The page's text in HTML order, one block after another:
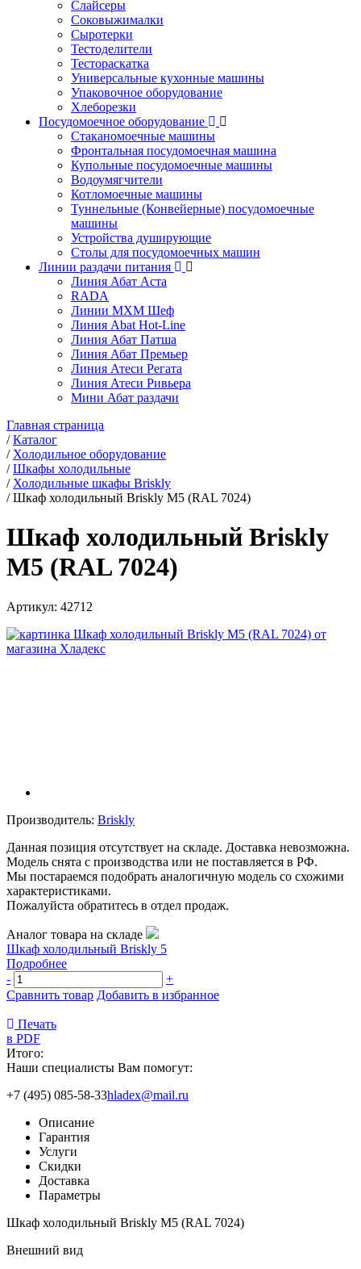
Слайсеры
Соковыжималки
Сыротерки
Тестоделители
Тестораскатка
Универсальные кухонные машины
Упаковочное оборудование
Хлеборезки
Посудомоечное оборудование
Стаканомоечные машины
Фронтальная посудомоечная машина
Купольные посудомоечные машины
Водоумягчители
Котломоечные машины
Туннельные (Конвейерные) посудомоечные
машины
Устройства душирующие
Столы для посудомоечных машин
Линии раздачи питания
Линия Абат Аста
RADA
Линии МХМ Шеф
Линия Abat Hot-Line
Линия Абат Патша
Линия Абат Премьер
Линия Атеси Регата
Линия Атеси Ривьера
Мини Абат раздачи
Главная страница
/Каталог
/ Холодильное оборудование
/Шкафы холодильные
/ Холодильные шкафы Briskly
/Шкаф холодильный Briskly M5 (RAL 7024)
Шкаф холодильный Briskly
M5 (RAL 7024)
Артикул: 42712
Производитель: Briskly
Данная позиция отсутствует на складе. Доставка невозможна.
Модель снята с производства или не поставляется в РФ.
Мы постараемся подобрать аналогичную модель со схожими
характеристиками.
Пожалуйста обратитесь в отдел продаж.
Аналог товара на складе
Шкаф холодильный Briskly 5
Подробнее
-
+
Сравнить товар Добавить в избранное
Печать
в PDF
Итого:
Наши специалисты Вам помогут:
+7 (495) 085-58-33hladex@mail.ru
Описание
Гарантия
Услуги
Скидки
Доставка
Параметры
Шкаф холодильный Briskly M5 (RAL 7024)
Внешний вид